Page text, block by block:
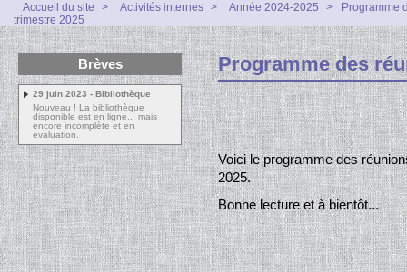
Accueil du site
> Activités internes > Année 2024-2025 >
Programme
trimestre 2025
Programme des
Voici le programme des
2025.
Bonne lecture et à bientôt...
Brèves
29 juin 2023 - Bibliothèque
Nouveau ! La bibliothèque
disponible est en ligne... mais
encore incomplète et en
évaluation.